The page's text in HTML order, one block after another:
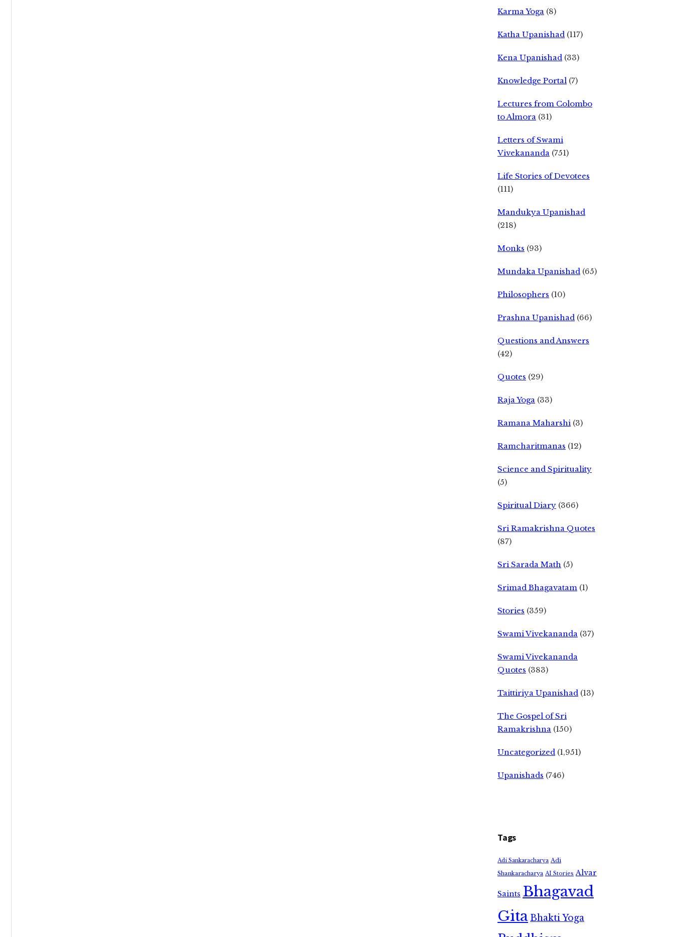
Karma Yoga (8)
Katha Upanishad (117)
Kena Upanishad (33)
Knowledge Portal (7)
Lectures from Colombo
to Almora (31)
Letters of Swami
Vivekananda (751)
Life Stories of Devotees
(111)
Mandukya Upanishad
(218)
Monks (93)
Mundaka Upanishad (65)
Philosophers (10)
Prashna Upanishad (66)
Questions and Answers
(42)
Quotes (29)
Raja Yoga (33)
Ramana Maharshi (3)
Ramcharitmanas (12)
Science and Spirituality
(5)
Spiritual Diary (366)
Sri Ramakrishna Quotes
(87)
Sri Sarada Math (5)
Srimad Bhagavatam (1)
Stories (359)
Swami Vivekananda (37)
Swami Vivekananda
Quotes (383)
Taittiriya Upanishad (13)
The Gospel of Sri
Ramakrishna (150)
Uncategorized (1,951)
Upanishads (746)
Tags
Adi Sankaracharya Adi
Shankaracharya AI Stories Alvar
Saints Bhagavad
GitaBhakti Yoga